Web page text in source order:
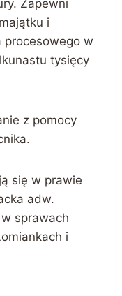
Zapewni
i
procesowego w
tysięcy
z pomocy
się w prawie
adw.
sprawach
i